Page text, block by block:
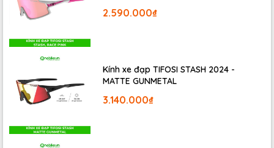
2.590.000₫
Kính xe đạp TIFOSI STASH 2024 -
MATTE GUNMETAL
3.140.000₫